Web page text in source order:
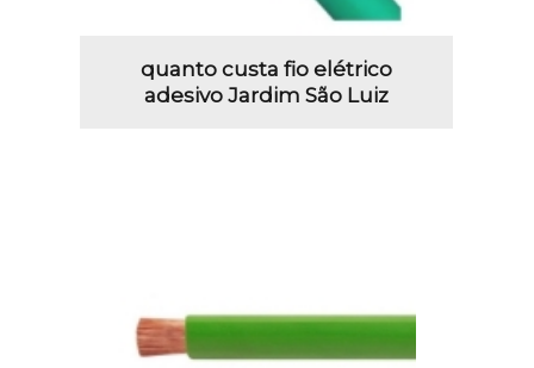
quanto custa fio elétrico
adesivo Jardim São Luiz